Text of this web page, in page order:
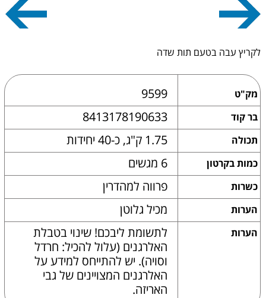
לקריץ עבה בטעם תות שדה
מק"ט 9599
בר קוד 8413178190633
תכולה 1.75 ק"ג, כ-40 יחידות
כמות בקרטון 6 מגשים
כשרות פרווה למהדרין
הערות מכיל גלוטן
הערות
לתשומת ליבכם! שינוי בטבלת
האלרגנים (עלול להכיל: חרדל
וסויה). יש להתייחס למידע על
האלרגנים המצויינים של גבי
האריזה.